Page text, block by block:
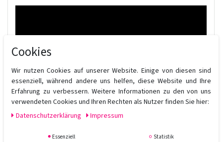
Cookies
Wir nutzen Cookies auf unserer Website. Einige von diesen sind
essenziell, während andere uns helfen, diese Website und Ihre
Erfahrung zu verbessern. Weitere Informationen zu den von uns
verwendeten Cookies und Ihren Rechten als Nutzer finden Sie hier:
Daten­schutz­erklärung
Impressum
Essenziell Statistik